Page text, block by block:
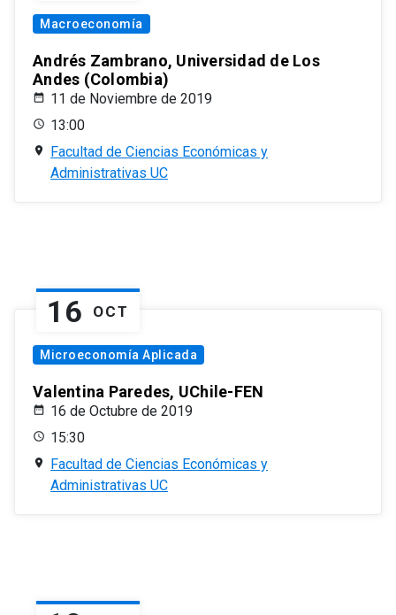
Macroeconomía
Andrés Zambrano, Universidad de Los
Andes (Colombia)
11 de Noviembre de 2019
13:00
Facultad de Ciencias Económicas y
Administrativas UC
16 OCT
Microeconomía Aplicada
Valentina Paredes, UChile-FEN
16 de Octubre de 2019
15:30
Facultad de Ciencias Económicas y
Administrativas UC